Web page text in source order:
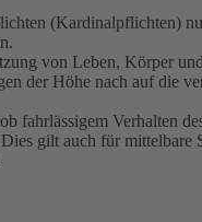
(Kardinalpflichten)
von Leben, Körper
der Höhe nach auf die
fahrlässigem Verhalten
gilt auch für mittelbare